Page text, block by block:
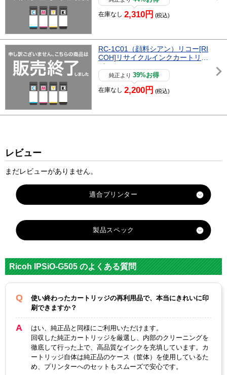
在庫なし 2,310円 (税込)
RC-1C01（顔料シアン）リコー[RI
COH]リサイクルインクカートリッ
ジ
純正より39%お得
在庫なし 2,200円 (税込)
レビュー
まだレビューがありません。
製品スペック
メーカ
ー
リコー
対応
純正型
RC-
1Y01（
イエロ
ー）
RC-
ブラッ
ク）
RC-
マゼン
タ）
RC-
1C01（
シア
カラー
イエロ
ー
ブラッ
ク
マゼン
タ
シアン
Ricoh IPSiO-G505 のよくある質問
使い終わったカートリッジの再利用品で、本当にきれいに印
刷できますか？
はい、純正品と同様にご利用いただけます。
回収した純正カートリッジを厳選し、内部のクリーニングを
徹底して行った上で、高品質なインクを充填しています。カ
ートリッジ自体は純正品のケース（筐体）を使用しているた
め、プリンターへのセットもスムーズで安心です。